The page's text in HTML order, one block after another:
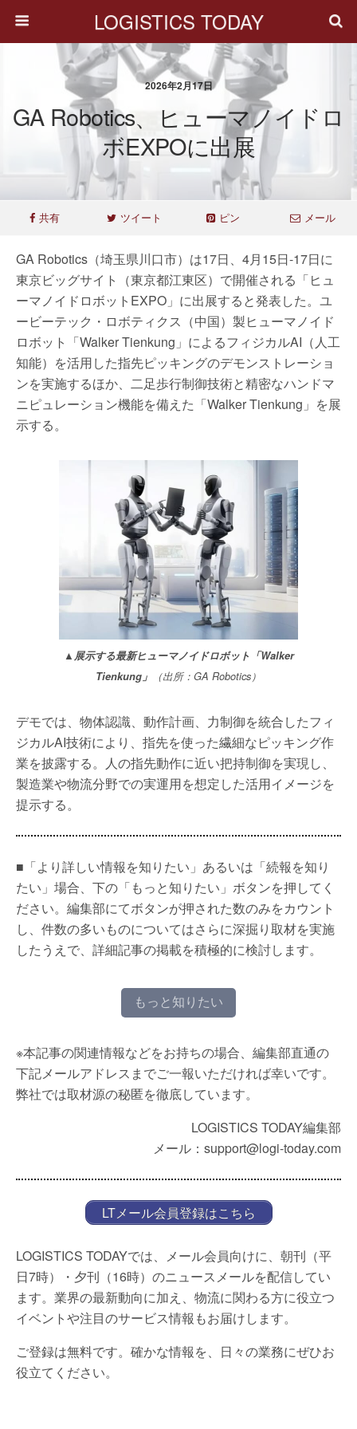
LOGISTICS TODAY
2026年2月17日
GA Robotics、ヒューマノイドロ
ボEXPOに出展
共有 ツイート ピン メール
GA Robotics（埼玉県川口市）は17日、4月15日-17日に
東京ビッグサイト（東京都江東区）で開催される「ヒュ
ーマノイドロボットEXPO」に出展すると発表した。ユ
ービーテック・ロボティクス（中国）製ヒューマノイド
ロボット「Walker Tienkung」によるフィジカルAI（人工
知能）を活用した指先ピッキングのデモンストレーショ
ンを実施するほか、二足歩行制御技術と精密なハンドマ
ニピュレーション機能を備えた「Walker Tienkung」を展
示する。
▲展示する最新ヒューマノイドロボット「Walker
Tienkung」
（出所：GA Robotics）
デモでは、物体認識、動作計画、力制御を統合したフィ
ジカルAI技術により、指先を使った繊細なピッキング作
業を披露する。人の指先動作に近い把持制御を実現し、
製造業や物流分野での実運用を想定した活用イメージを
提示する。
■「より詳しい情報を知りたい」あるいは「続報を知り
たい」場合、下の「もっと知りたい」ボタンを押してく
ださい。編集部にてボタンが押された数のみをカウント
し、件数の多いものについてはさらに深掘り取材を実施
したうえで、詳細記事の掲載を積極的に検討します。
もっと知りたい
※本記事の関連情報などをお持ちの場合、編集部直通の
下記メールアドレスまでご一報いただければ幸いです。
弊社では取材源の秘匿を徹底しています。
LOGISTICS TODAY編集部
メール：support@logi-today.com
LTメール会員登録はこちら
LOGISTICS TODAYでは、メール会員向けに、朝刊（平
日7時）・夕刊（16時）のニュースメールを配信してい
ます。業界の最新動向に加え、物流に関わる方に役立つ
イベントや注目のサービス情報もお届けします。
ご登録は無料です。確かな情報を、日々の業務にぜひお
役立てください。